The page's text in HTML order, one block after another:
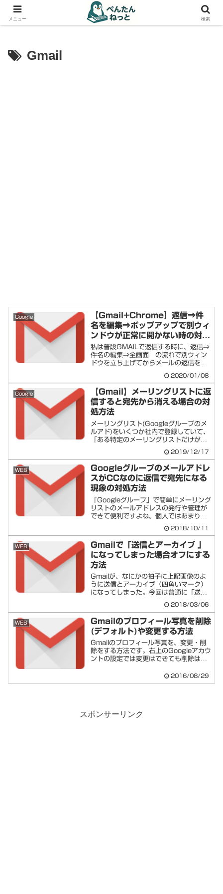
PCやガジェットの備忘録
Gmail
Google
【Gmail+Chrome】返信⇒件
名を編集⇒ポップアップで別ウィ
ンドウが正常に開かない時の対処
方法
私は普段GMAILで返信する時に、返信⇒
件名の編集⇒全画面 の流れで別ウィン
ドウを立ち上げてからメールの返信をす
2020/01/08
Google
【Gmail】メーリングリストに返
信すると宛先から消える場合の対
処方法
メーリングリスト(Googleグループのメ
ルアド)をいくつか社内で登録していて、
「ある特定のメーリングリストだけが全
2019/12/17
WEB
Googleグループのメールアドレ
スがCCなのに返信で宛先になる
現象の対処方法
「Googleグループ」で簡単にメーリング
リストのメールアドレスの発行や管理が
できて便利ですよね。個人ではあまり使
2018/10/11
WEB
Gmailで「送信とアーカイブ 」
になってしまった場合オフにする
方法
Gmailが、なにかの拍子に上記画像のよ
うに送信とアーカイブ（四角いマーク）
になってしまった。今回は普通に「送
2018/03/06
WEB
Gmailのプロフィール写真を削除
(デフォルト)や変更する方法
Gmailのプロフィール写真を、変更・削
除をする方法です。右上のGoogleアカウ
ントの設定では変更はできても削除はで
2016/08/29
スポンサーリンク
メニュー 検索